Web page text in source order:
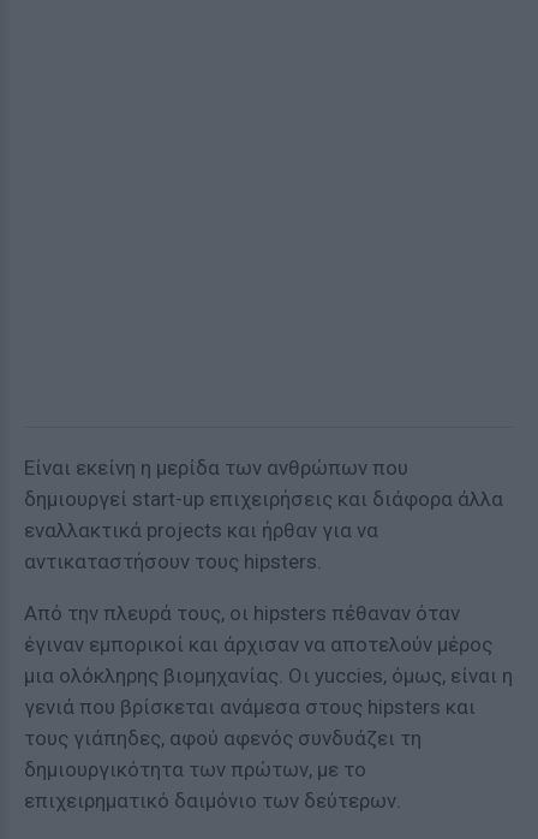
Είναι εκείνη η μερίδα των ανθρώπων που
δημιουργεί start-up επιχειρήσεις και διάφορα άλλα
εναλλακτικά projects και ήρθαν για να
αντικαταστήσουν τους hipsters.
Από την πλευρά τους, οι hipsters πέθαναν όταν
έγιναν εμπορικοί και άρχισαν να αποτελούν μέρος
μια ολόκληρης βιομηχανίας. Οι yuccies, όμως, είναι η
γενιά που βρίσκεται ανάμεσα στους hipsters και
τους γιάπηδες, αφού αφενός συνδυάζει τη
δημιουργικότητα των πρώτων, με το
επιχειρηματικό δαιμόνιο των δεύτερων.